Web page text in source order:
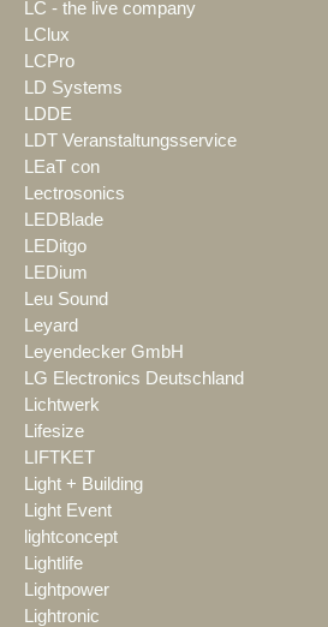
LC - the live company
LClux
LCPro
LD Systems
LDDE
LDT Veranstaltungsservice
LEaT con
Lectrosonics
LEDBlade
LEDitgo
LEDium
Leu Sound
Leyard
Leyendecker GmbH
LG Electronics Deutschland
Lichtwerk
Lifesize
LIFTKET
Light + Building
Light Event
lightconcept
Lightlife
Lightpower
Lightronic